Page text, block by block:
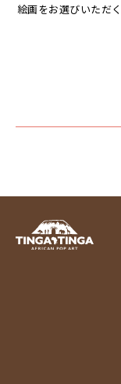
絵画をお選びいただ